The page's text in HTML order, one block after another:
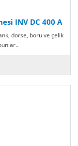
INV DC 400 A
dorse, boru ve çelik